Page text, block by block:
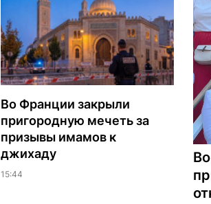
Во Франции закрыли
пригородную мечеть за
призывы имамов к
джихаду
15:44